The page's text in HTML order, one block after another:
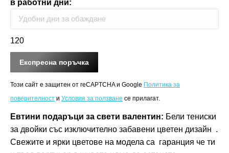
в работни дни:
120
Този сайт е защитен от reCAPTCHA и Google Политика за
поверителност и Условия за ползване се прилагат.
Евтини подаръци за свети валентин: Бели тениски
за двойки със изключително забавени цветен дизайн .
Свежите и ярки цветове на модела са гаранция че ти